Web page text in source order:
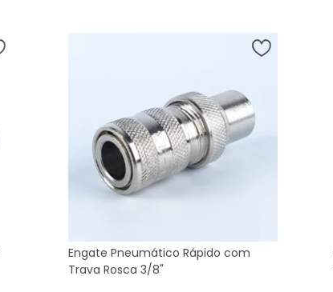
Engate Pneumático Rápido com
Trava Rosca 3/8"